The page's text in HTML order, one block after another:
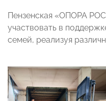
Пензенская «ОПОРА
участвовать в
семей, реализуя